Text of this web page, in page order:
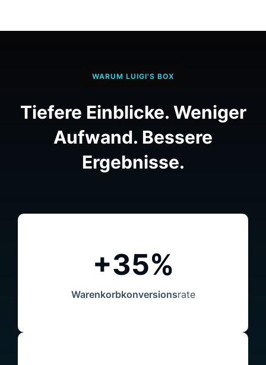
WARUM LUIGI'S BOX
Tiefere Einblicke. Weniger
Aufwand. Bessere
Ergebnisse.
+35%
Warenkorbkonversionsrate